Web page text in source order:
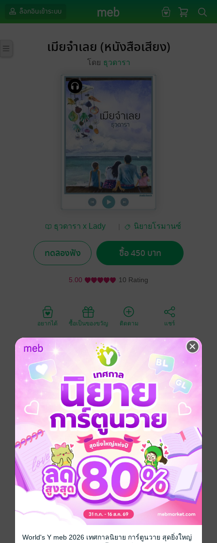
ล็อกอินเข้าระบบ
เมียจำเลย (หนังสือเสียง)
โดย ธุวดารา
ธุวดารา x Lady
นิยายโรมานซ์
ทดลองฟัง ซื้อ 450 บาท
5.00 10 Rating
อยากได้ ซื้อเป็นของขวัญ ติดตาม แชร์
พิมพ์นารายอมตกเป็น "จำเลย" ในสายตาของภาม ภูวนา
รถ ขอแค่เขาเป็นผู้คุมขังหล่อนไว้ในเรือนจำหัวใจ แม้
ทรมานเพียงใด หล่อนก็พร้อมจะยินยอม
โรมานซ์ นิยายเสียง โรแมนติก ตบจูบ
แก้แค้น
นักพากย์ Thuwadara
ประเภทไฟล์ Audio(สารบัญ)
วันที่วางขาย 21 สิงหาคม 2564
ความยาว 15 ชั่วโมง 43นาที
590 บาท (ประหยัด 23%)
World's Y meb 2026 เทศกาลนิยาย การ์ตูนวาย สุดยิ่งใหญ่